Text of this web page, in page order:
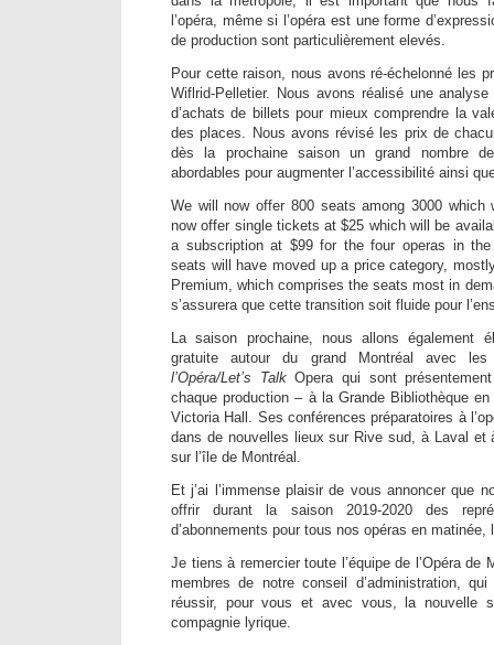
l’opéra, même si l’opéra est une forme
de production sont particulièrement elevés.
Pour cette raison, nous avons ré-échelonné les
Wiflrid-Pelletier. Nous avons réalisé une
d’achats de billets pour mieux comprendre la
des places. Nous avons révisé les prix de
dès la prochaine saison un grand nombre
abordables pour augmenter l’accessibilité ainsi
We will now offer 800 seats among 3000
now offer single tickets at $25 which will be
a subscription at $99 for the four operas in the
seats will have moved up a price category,
Premium, which comprises the seats most in
s’assurera que cette transition soit fluide pour
La saison prochaine, nous allons également
gratuite autour du grand Montréal avec
l’Opéra/Let’s TalkOpera qui sont
chaque production – à la Grande Bibliothèque
Victoria Hall. Ses conférences préparatoires à
dans de nouvelles lieux sur Rive sud, à Laval et
sur l’île de Montréal.
Et j’ai l’immense plaisir de vous annoncer que
offrir durant la saison 2019-2020 des
d’abonnements pour tous nos opéras en
Je tiens à remercier toute l’équipe de l’Opéra de
membres de notre conseil d’administration,
réussir, pour vous et avec vous, la nouvelle
compagnie lyrique.